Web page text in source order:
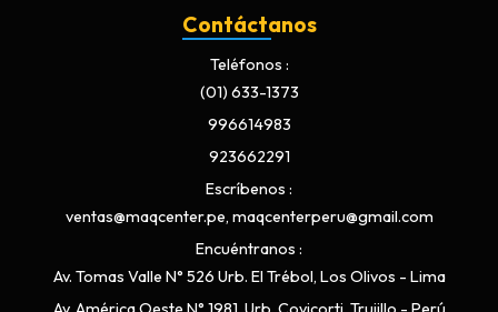
Contáctanos
Teléfonos
(01) 633-1373
996614983
923662291
Escríbenos
ventas@maqcenter.pe, maqcenterperu@gmail.com
Encuéntranos
Av. Tomas Valle N° 526 Urb. El Trébol, Los Olivos - Lima